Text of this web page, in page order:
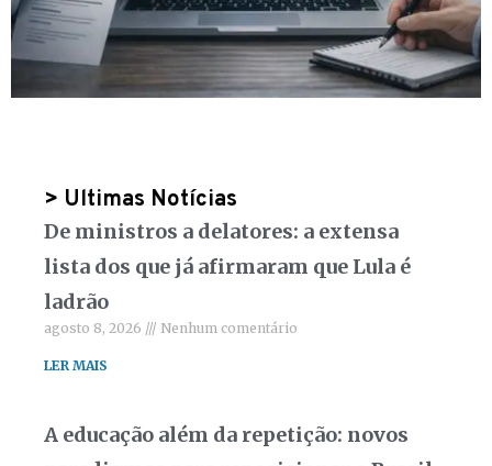
> Ultimas Notícias
De ministros a delatores: a extensa
lista dos que já afirmaram que Lula é
ladrão
agosto 8, 2026 Nenhum comentário
LER MAIS
A educação além da repetição: novos